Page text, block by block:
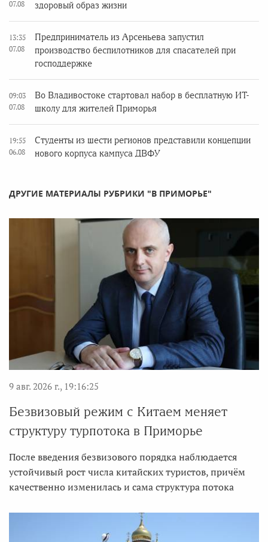
07.08 здоровый образ жизни
13:35
07.08
Предприниматель из Арсеньева запустил
производство беспилотников для спасателей при
господдержке
09:03
07.08
Во Владивостоке стартовал набор в бесплатную ИТ-
школу для жителей Приморья
19:55
06.08
Студенты из шести регионов представили концепции
нового корпуса кампуса ДВФУ
ДРУГИЕ МАТЕРИАЛЫ РУБРИКИ "В ПРИМОРЬЕ"
9 авг. 2026 г., 19:16:25
Безвизовый режим с Китаем меняет
структуру турпотока в Приморье
После введения безвизового порядка наблюдается
устойчивый рост числа китайских туристов, причём
качественно изменилась и сама структура потока